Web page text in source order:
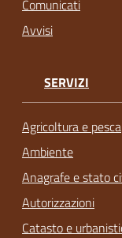
Comunicati
Avvisi
SERVIZI
Agricoltura e pesca
Ambiente
Anagrafe e stato
Autorizzazioni
Catasto e